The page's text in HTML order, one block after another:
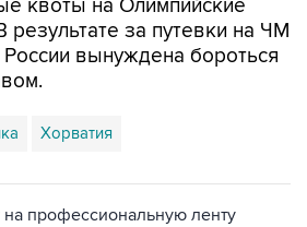
квоты на Олимпийские
результате за путевки на ЧМ
вынуждена бороться
Хорватия
на профессиональную ленту